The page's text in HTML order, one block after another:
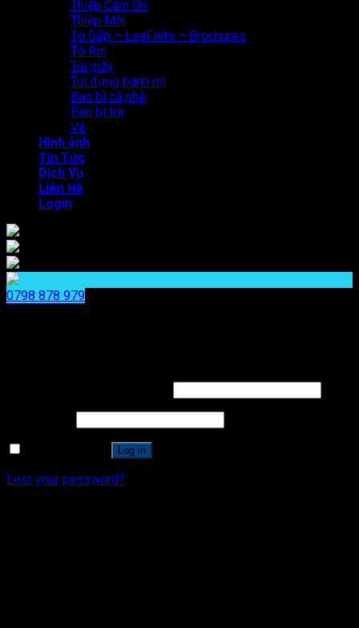
Thiệp Cám Ơn
Thiệp Mời
Tờ Gấp – LeaFlets – Brochures
Tờ Rơi
Túi giấy
Túi đựng bánh mì
Bao bì cà phê
Bao bì trà
Vé
Hình ảnh
Tin Tức
Dịch Vụ
Liên Hệ
Login
0798 878 979
Log in
Lost your password?